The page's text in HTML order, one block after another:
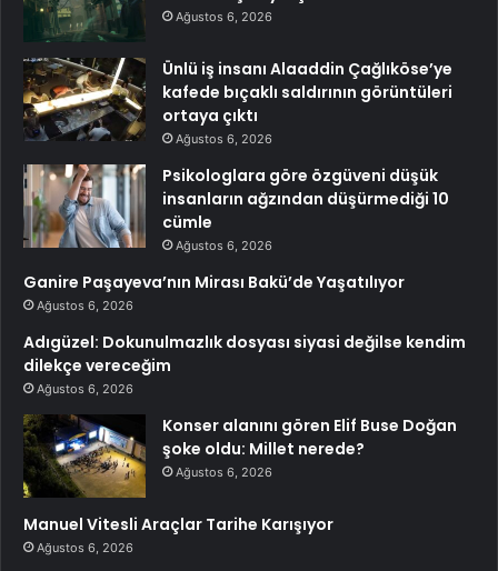
Ağustos 6, 2026
Ünlü iş insanı Alaaddin Çağlıköse’ye
kafede bıçaklı saldırının görüntüleri
ortaya çıktı
Ağustos 6, 2026
Psikologlara göre özgüveni düşük
insanların ağzından düşürmediği 10
cümle
Ağustos 6, 2026
Ganire Paşayeva’nın Mirası Bakü’de Yaşatılıyor
Ağustos 6, 2026
Adıgüzel: Dokunulmazlık dosyası siyasi değilse kendim
dilekçe vereceğim
Ağustos 6, 2026
Konser alanını gören Elif Buse Doğan
şoke oldu: Millet nerede?
Ağustos 6, 2026
Manuel Vitesli Araçlar Tarihe Karışıyor
Ağustos 6, 2026